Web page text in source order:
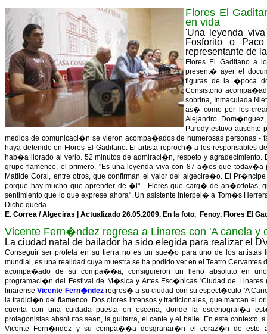
Flores El
en vida
'Una leyenda
Fosforito o
representante de
Flores El Gaditano a
present� ayer el
figuras de la �poca
Consistorio
sobrina, Inmaculada
as� como por los
Alejandro
Parody estuvo
medios de comunicaci�n se vieron acompa�ados de numerosas personas
haya detenido en Flores El Gaditano. El artista reproch� a los
hab�a llorado al verlo. 52 minutos de admiraci�n, respeto y
grupo flamenco, el primero. "Es una leyenda viva con 87 a�os que
Matilde Coral, entre otros, que confirman el valor del algecire�o. El
porque hay mucho que aprender de �l". Flores que carg� de an�cdotas,
sentimiento que lo que exprese ahora". Un asistente interpel� a Tom�s
Dicho queda.
E. Correa / Algeciras | Actualizado 26.05.2009. En la foto, Fenoy, Flores El
Vicente Fern�ndez regresa a Linares con 'A canela y
La ciudad natal de bailador ha sido elegida para realizar el
Conseguir ser profeta en su tierra no es un sue�o para uno de los
mundial, es una realidad cuya muestra se ha podido ver en el Teatro
acompa�ado de su compa��a, consiguieron un lleno absoluto en
programaci�n del Festival de M�sica y Artes Esc�nicas 'Ciudad de Linares
linarenseVicente Fern�ndezregres� a su ciudad con su espect�culo 'A
la tradici�n del flamenco. Dos olores intensos y tradicionales, que marcan el
cuenta con una cuidada puesta en escena, donde la escenograf�a
protagonistas absolutos sean, la guitarra, el cante y el baile. En este contexto,
Vicente Fern�ndez y su compa��a desgranar�n el coraz�n de este